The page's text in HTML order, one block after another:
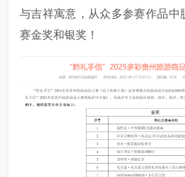
与吉祥寓意，从众多参赛作品中
赛金奖和银奖！